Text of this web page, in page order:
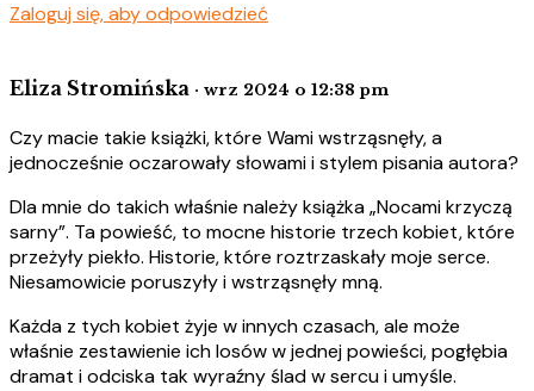
Zaloguj się, aby odpowiedzieć
Eliza Stromińska · wrz 2024 o 12:38 pm
Czy macie takie książki, które Wami wstrząsnęły, a
jednocześnie oczarowały słowami i stylem pisania autora?
Dla mnie do takich właśnie należy książka „Nocami krzyczą
sarny”. Ta powieść, to mocne historie trzech kobiet, które
przeżyły piekło. Historie, które roztrzaskały moje serce.
Niesamowicie poruszyły i wstrząsnęły mną.
Każda z tych kobiet żyje w innych czasach, ale może
właśnie zestawienie ich losów w jednej powieści, pogłębia
dramat i odciska tak wyraźny ślad w sercu i umyśle.